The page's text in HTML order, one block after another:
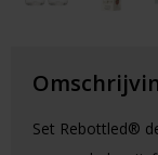
Set Rebottled®